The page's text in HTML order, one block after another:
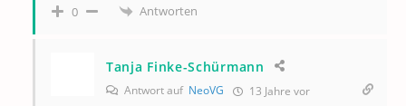
0 Antworten
Tanja Finke-Schürmann
Antwort auf NeoVG 13 Jahre vor